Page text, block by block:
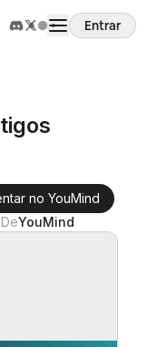
Entrar
no YouMind
DeYouMind